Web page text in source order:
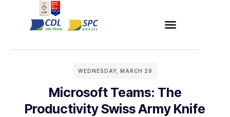
WEDNESDAY, MARCH 29
Microsoft Teams: The
Productivity Swiss Army Knife